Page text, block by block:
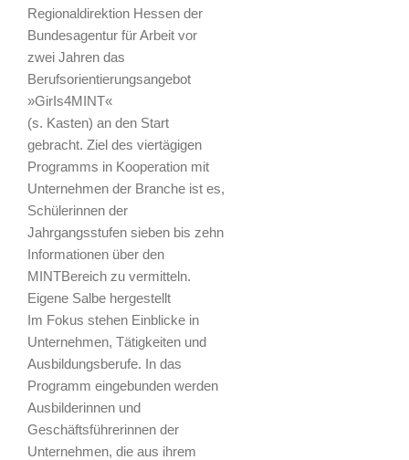
Regionaldirektion Hessen der
Bundesagentur für Arbeit vor
zwei Jahren das
Berufsorientierungsangebot
»GirIs4MINT«
(s. Kasten) an den Start
gebracht. Ziel des viertägigen
Programms in Kooperation mit
Unternehmen der Branche ist es,
Schülerinnen der
Jahrgangsstufen sieben bis zehn
Informationen über den
MINTBereich zu vermitteln.
Eigene Salbe hergestellt
Im Fokus stehen Einblicke in
Unternehmen, Tätigkeiten und
Ausbildungsberufe. In das
Programm eingebunden werden
Ausbilderinnen und
Geschäftsführerinnen der
Unternehmen, die aus ihrem